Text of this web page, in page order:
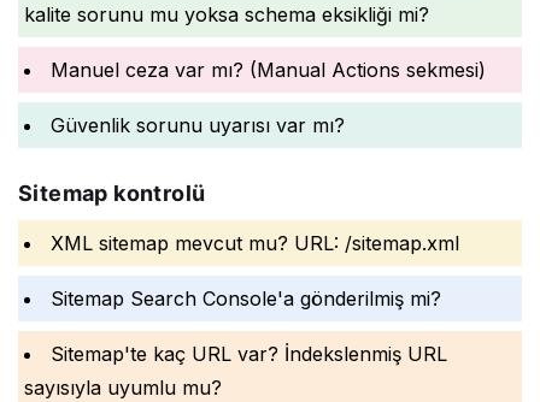
kalite sorunu mu yoksa schema eksikliği mi?
Manuel ceza var mı? (Manual Actions sekmesi)
Güvenlik sorunu uyarısı var mı?
Sitemap kontrolü
XML sitemap mevcut mu? URL: /sitemap.xml
Sitemap Search Console'a gönderilmiş mi?
Sitemap'te kaç URL var? İndekslenmiş URL
sayısıyla uyumlu mu?